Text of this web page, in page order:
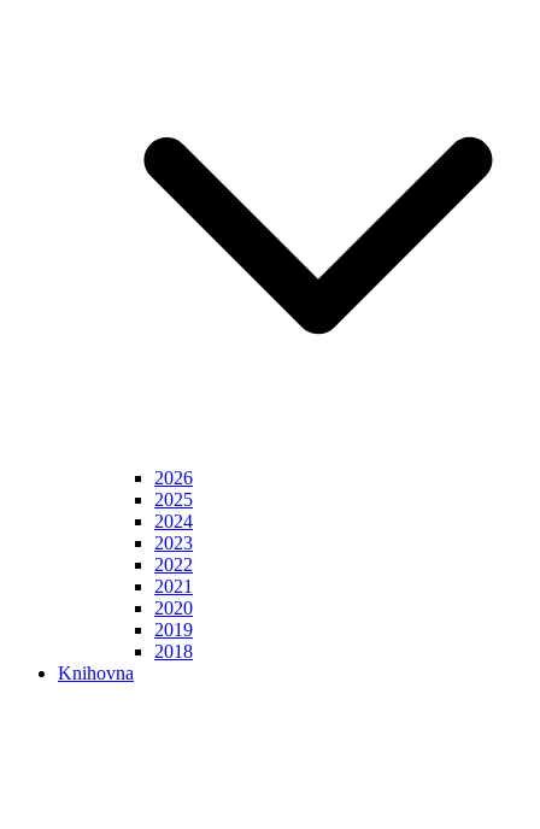
2026
2025
2024
2023
2022
2021
2020
2019
2018
Knihovna